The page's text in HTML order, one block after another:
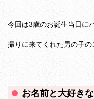
今回は3歳のお誕生当日に
撮りに来てくれた男の子
お名前と大好き